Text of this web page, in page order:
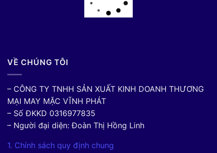
VỀ CHÚNG TÔI
– CÔNG TY TNHH SẢN XUẤT KINH DOANH THƯƠNG
MẠI MAY MẶC VĨNH PHÁT
– Số ĐKKD 0316977835
– Người đại diện: Đoàn Thị Hồng Linh
1. Chính sách quy định chung